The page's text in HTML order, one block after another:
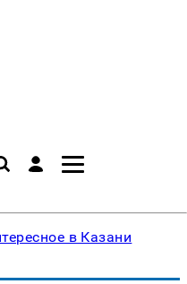
в Казани